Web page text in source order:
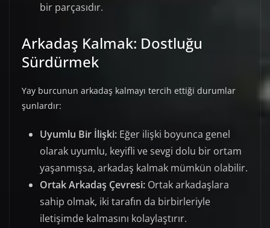
bir parçasıdır.
Arkadaş Kalmak: Dostluğu
Sürdürmek
Yay burcunun arkadaş kalmayı tercih ettiği durumlar
şunlardır:
Uyumlu Bir İlişki: Eğer ilişki boyunca genel
olarak uyumlu, keyifli ve sevgi dolu bir ortam
yaşanmışsa, arkadaş kalmak mümkün olabilir.
Ortak Arkadaş Çevresi: Ortak arkadaşlara
sahip olmak, iki tarafın da birbirleriyle
iletişimde kalmasını kolaylaştırır.